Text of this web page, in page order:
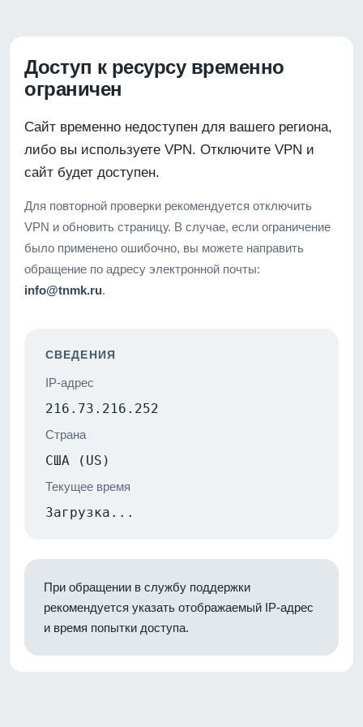
Доступ к ресурсу временно
ограничен
Сайт временно недоступен для вашего региона,
либо вы используете VPN. Отключите VPN и
сайт будет доступен.
Для повторной проверки рекомендуется отключить
VPN и обновить страницу. В случае, если ограничение
было применено ошибочно, вы можете направить
обращение по адресу электронной почты:
info@tnmk.ru.
СВЕДЕНИЯ
IP-адрес
216.73.216.252
Страна
США (US)
Текущее время
Загрузка...
При обращении в службу поддержки
рекомендуется указать отображаемый IP-адрес
и время попытки доступа.